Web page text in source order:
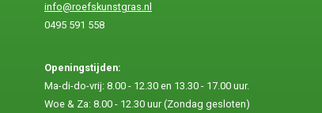
info@roefskunstgras.nl
0495 591 558
Openingstijden:
Ma-di-do-vrij: 8.00 - 12.30 en 13.30 - 17.00 uur.
Woe & Za: 8.00 - 12.30 uur (Zondag gesloten)